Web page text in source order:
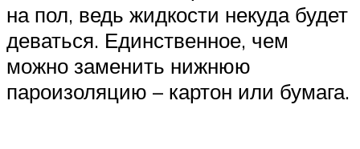
на пол, ведь жидкости некуда будет
деваться. Единственное, чем
можно заменить нижнюю
пароизоляцию – картон или бумага.